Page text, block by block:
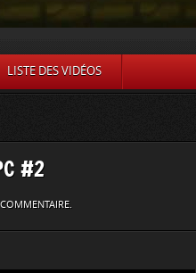
LISTE DES VIDÉOS
#2